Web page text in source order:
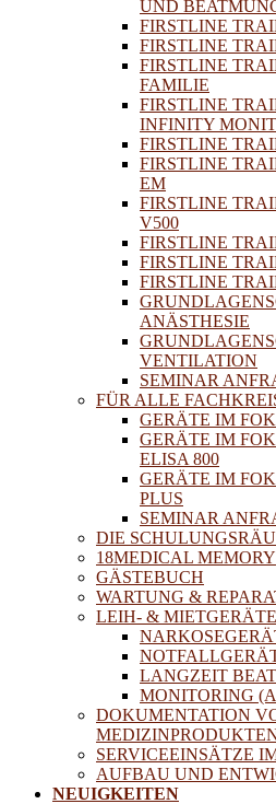
UND
FIRSTLINE
FIRSTLINE
FIRSTLINE
FAMILIE
FIRSTLINE
INFINITY
FIRSTLINE
FIRSTLINE
EM
FIRSTLINE
V500
FIRSTLINE
FIRSTLINE
FIRSTLINE
ANÄSTHESIE
VENTILATION
SEMINAR
FÜR ALLE
GERÄTE IM
GERÄTE IM
ELISA 800
GERÄTE IM
PLUS
SEMINAR
DIE
18MEDICAL MEMORY
GÄSTEBUCH
WARTUNG &
LEIH- & MIETGERÄTE
LANGZEIT
MONITORING
DOKUMENTATION
SERVICEEINSÄTZE
AUFBAU UND
NEUIGKEITEN